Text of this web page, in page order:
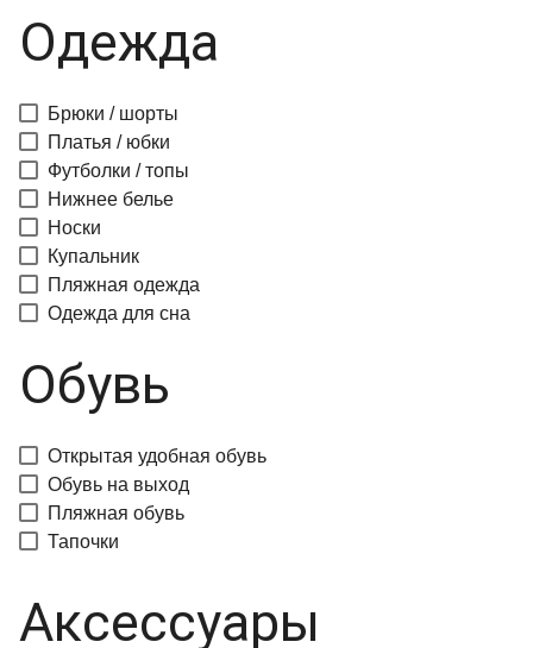
Одежда
Брюки / шорты
Платья / юбки
Футболки / топы
Нижнее белье
Носки
Купальник
Пляжная одежда
Одежда для сна
Обувь
Открытая удобная обувь
Обувь на выход
Пляжная обувь
Тапочки
Аксессуары